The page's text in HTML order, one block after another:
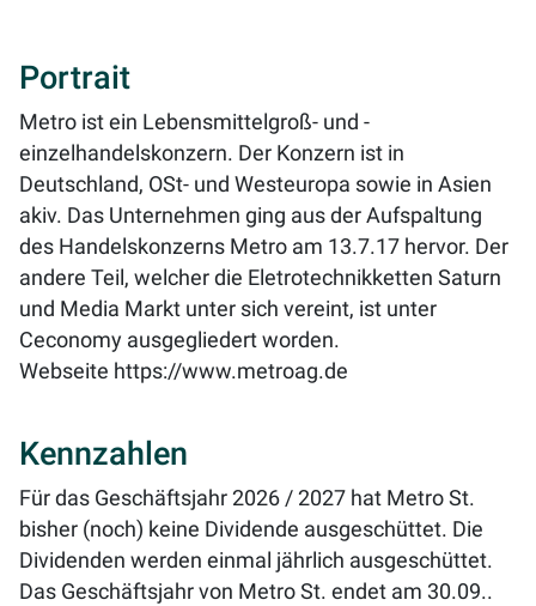
Portrait
Metro ist ein Lebensmittelgroß- und -
einzelhandelskonzern. Der Konzern ist in
Deutschland, OSt- und Westeuropa sowie in Asien
akiv. Das Unternehmen ging aus der Aufspaltung
des Handelskonzerns Metro am 13.7.17 hervor. Der
andere Teil, welcher die Eletrotechnikketten Saturn
und Media Markt unter sich vereint, ist unter
Ceconomy ausgegliedert worden.
Webseite https://www.metroag.de
Kennzahlen
Für das Geschäftsjahr 2026 / 2027 hat Metro St.
bisher (noch) keine Dividende ausgeschüttet. Die
Dividenden werden einmal jährlich ausgeschüttet.
Das Geschäftsjahr von Metro St. endet am 30.09..